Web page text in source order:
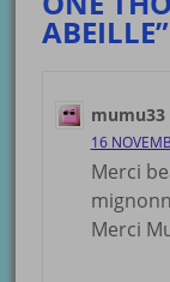
ABEILLE”
mumu33
16
Merci
Merci